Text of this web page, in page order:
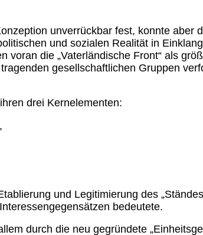
unverrückbar fest, konnte
und sozialen Realität in
die „Vaterländische Front“ als
gesellschaftlichen Gruppen
drei Kernelementen:
und Legitimierung des
bedeutete.
durch die neu gegründete